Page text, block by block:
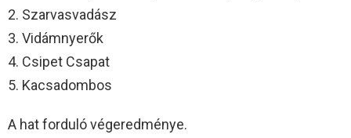
2. Szarvasvadász
3. Vidámnyerők
4. Csipet Csapat
5. Kacsadombos
A hat forduló végeredménye.